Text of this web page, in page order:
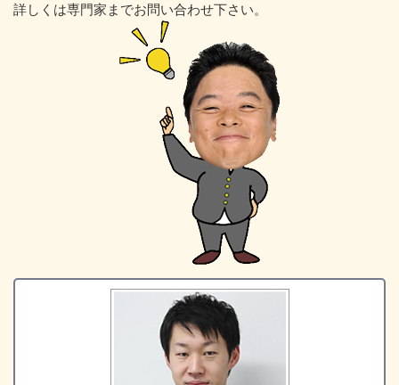
詳しくは専門家までお問い合わせ下さい。